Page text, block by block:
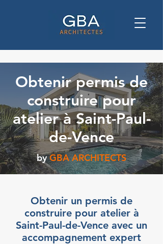
Obtenir permis de
construire pour
atelier à Saint-Paul-
de-Vence
by GBA ARCHITECTS
Obtenir un permis de
construire pour atelier à
Saint-Paul-de-Vence avec un
accompagnement expert